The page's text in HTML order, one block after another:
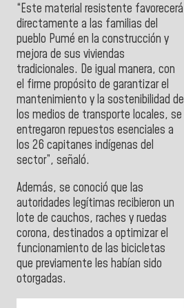
“Este material resistente favorecerá
directamente a las familias del
pueblo Pumé en la construcción y
mejora de sus viviendas
tradicionales. De igual manera, con
el firme propósito de garantizar el
mantenimiento y la sostenibilidad de
los medios de transporte locales, se
entregaron repuestos esenciales a
los 26 capitanes indígenas del
sector”, señaló.
Además, se conoció que las
autoridades legítimas recibieron un
lote de cauchos, raches y ruedas
corona, destinados a optimizar el
funcionamiento de las bicicletas
que previamente les habían sido
otorgadas.